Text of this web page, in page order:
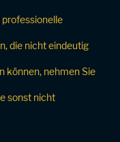
die nicht eindeutig
können, nehmen Sie
sonst nicht